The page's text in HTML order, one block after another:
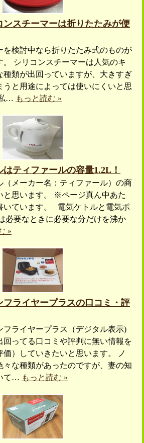
ンスチーマーは折りたたみが便
を検討中なら折りたたみ式のものが
。 シリコンスチーマーは人気のキ
種類が出回っていますが、大きすぎ
うと用途によっては使いにくいと思
… もっと読む »
ティファールの容量1.2L！
（メーカー名：ティファール）の商
と思います。 ※ページ真ん中あた
いています。 電気ケトルと電気ポ
必要なときに必要な分だけを沸か
»
フライヤープラスの口コミ・評
フライヤープラス（デジタル表示)
回ってる口コミや評判に無い情報を
）していきたいと思います。 ノ
々な種類があったのですが、妻の知
て… もっと読む »